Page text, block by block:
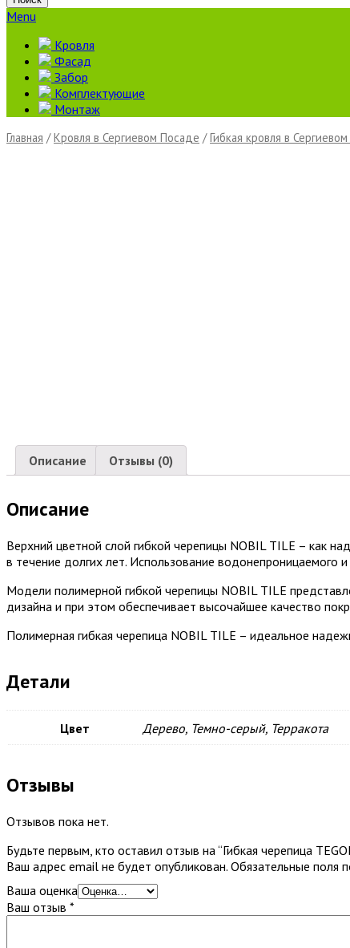
Menu
Кровля
Фасад
Забор
Комплектующие
Монтаж
Главная /Кровля в Сергиевом Посаде /Гибкая кровля в
Описание Отзывы (0)
Описание
Верхний цветной слой гибкой черепицы NOBIL TILE – как
в течение долгих лет. Использование водонепроницаемого
Модели полимерной гибкой черепицы NOBIL TILE
дизайна и при этом обеспечивает высочайшее качество
Полимерная гибкая черепица NOBIL TILE – идеальное
Детали
Цвет Дерево, Темно-серый, Терракота
Отзывы
Отзывов пока нет.
Будьте первым, кто оставил отзыв на “Гибкая черепица
Ваш адрес email не будет опубликован. Обязательные поля
Ваша оценка
Ваш отзыв *